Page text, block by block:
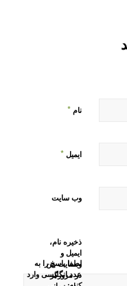
نام *
ایمیل *
وب‌ سایت
ذخیره نام،
ایمیل و
وبسایت من
در مرورگر
لطفا پاسخ را به
عدد انگلیسی وارد